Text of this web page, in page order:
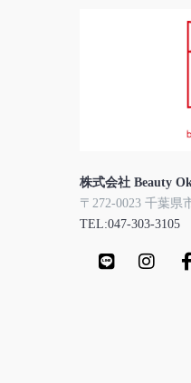
株式会社 Beauty
〒272-0023 千葉県
TEL:047-303-3105